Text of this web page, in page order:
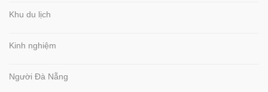
Khu du lịch
Kinh nghiệm
Người Đà Nẵng